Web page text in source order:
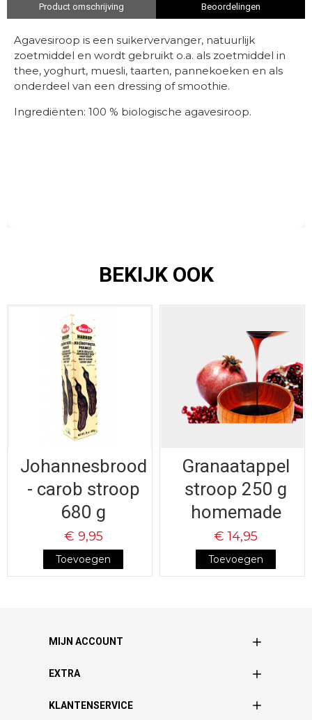
Product omschrijving Beoordelingen
Agavesiroop is een suikervervanger, natuurlijk
zoetmiddel en wordt gebruikt o.a. als zoetmiddel in
thee, yoghurt, muesli, taarten, pannekoeken en als
onderdeel van een dressing of smoothie.
Ingrediënten: 100 % biologische agavesiroop.
BEKIJK OOK
Johannesbrood
- carob stroop
680 g
€ 9,95
Toevoegen
Granaatappel
stroop 250 g
homemade
€ 14,95
Toevoegen
MIJN ACCOUNT
EXTRA
KLANTENSERVICE